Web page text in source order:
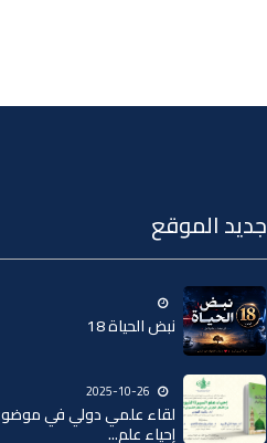
جديد الموقع
نبض الحياة 18
2025-10-26
لقاء علمي دولي في
إحياء علم...